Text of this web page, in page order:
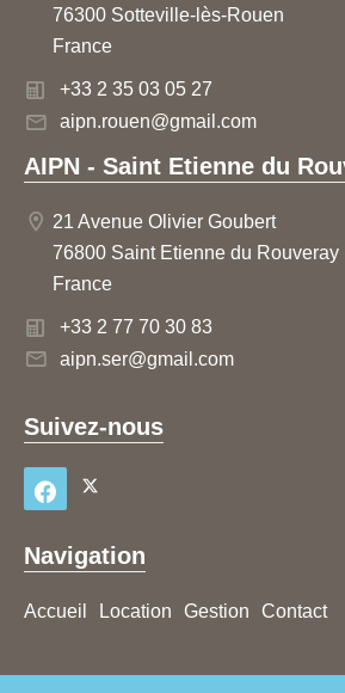
76300 Sotteville-lès-Rouen
France
+33 2 35 03 05 27
aipn.rouen@gmail.com
AIPN - Saint Etienne du
21 Avenue Olivier Goubert
76800 Saint Etienne du Rouveray
France
+33 2 77 70 30 83
aipn.ser@gmail.com
Suivez-nous
Navigation
Accueil Location Gestion Contact